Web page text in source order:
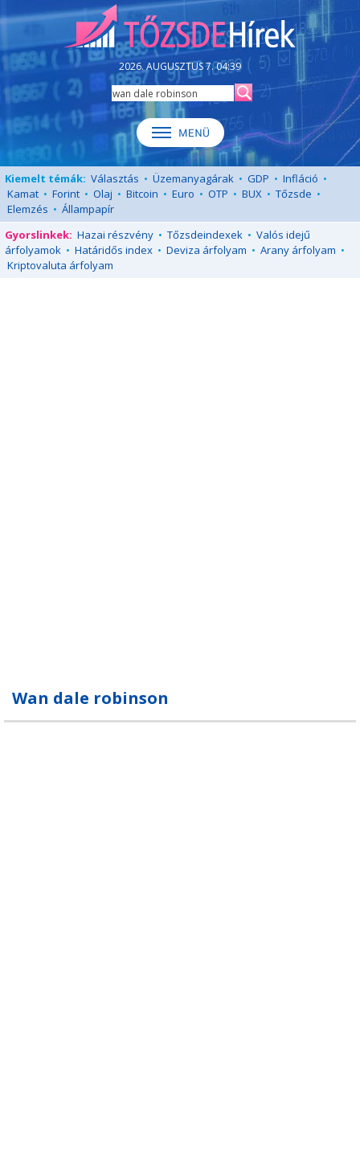
2026. AUGUSZTUS 7. 04:39
Kiemelt témák: Választás • Üzemanyagárak • GDP • Infláció •
Kamat • Forint • Olaj • Bitcoin • Euro • OTP • BUX • Tőzsde •
Elemzés • Állampapír
Gyorslinkek: Hazai részvény • Tőzsdeindexek • Valós idejű
árfolyamok • Határidős index • Deviza árfolyam • Arany árfolyam •
Kriptovaluta árfolyam
Wan dale robinson